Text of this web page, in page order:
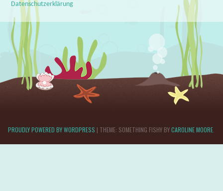
Datenschutzerklärung
PROUDLY POWERED BY WORDPRESS | THEME: SOMETHING FISHY BYCAROLINE MOORE.